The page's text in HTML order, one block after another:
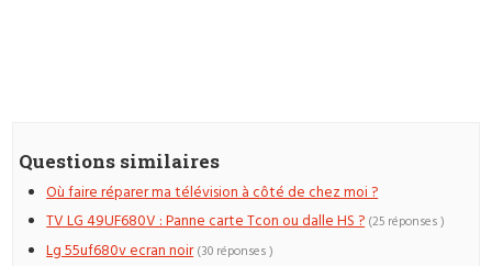
Questions similaires
Où faire réparer ma télévision à côté de chez moi ?
TV LG 49UF680V : Panne carte Tcon ou dalle HS ? (25 réponses )
Lg 55uf680v ecran noir (30 réponses )